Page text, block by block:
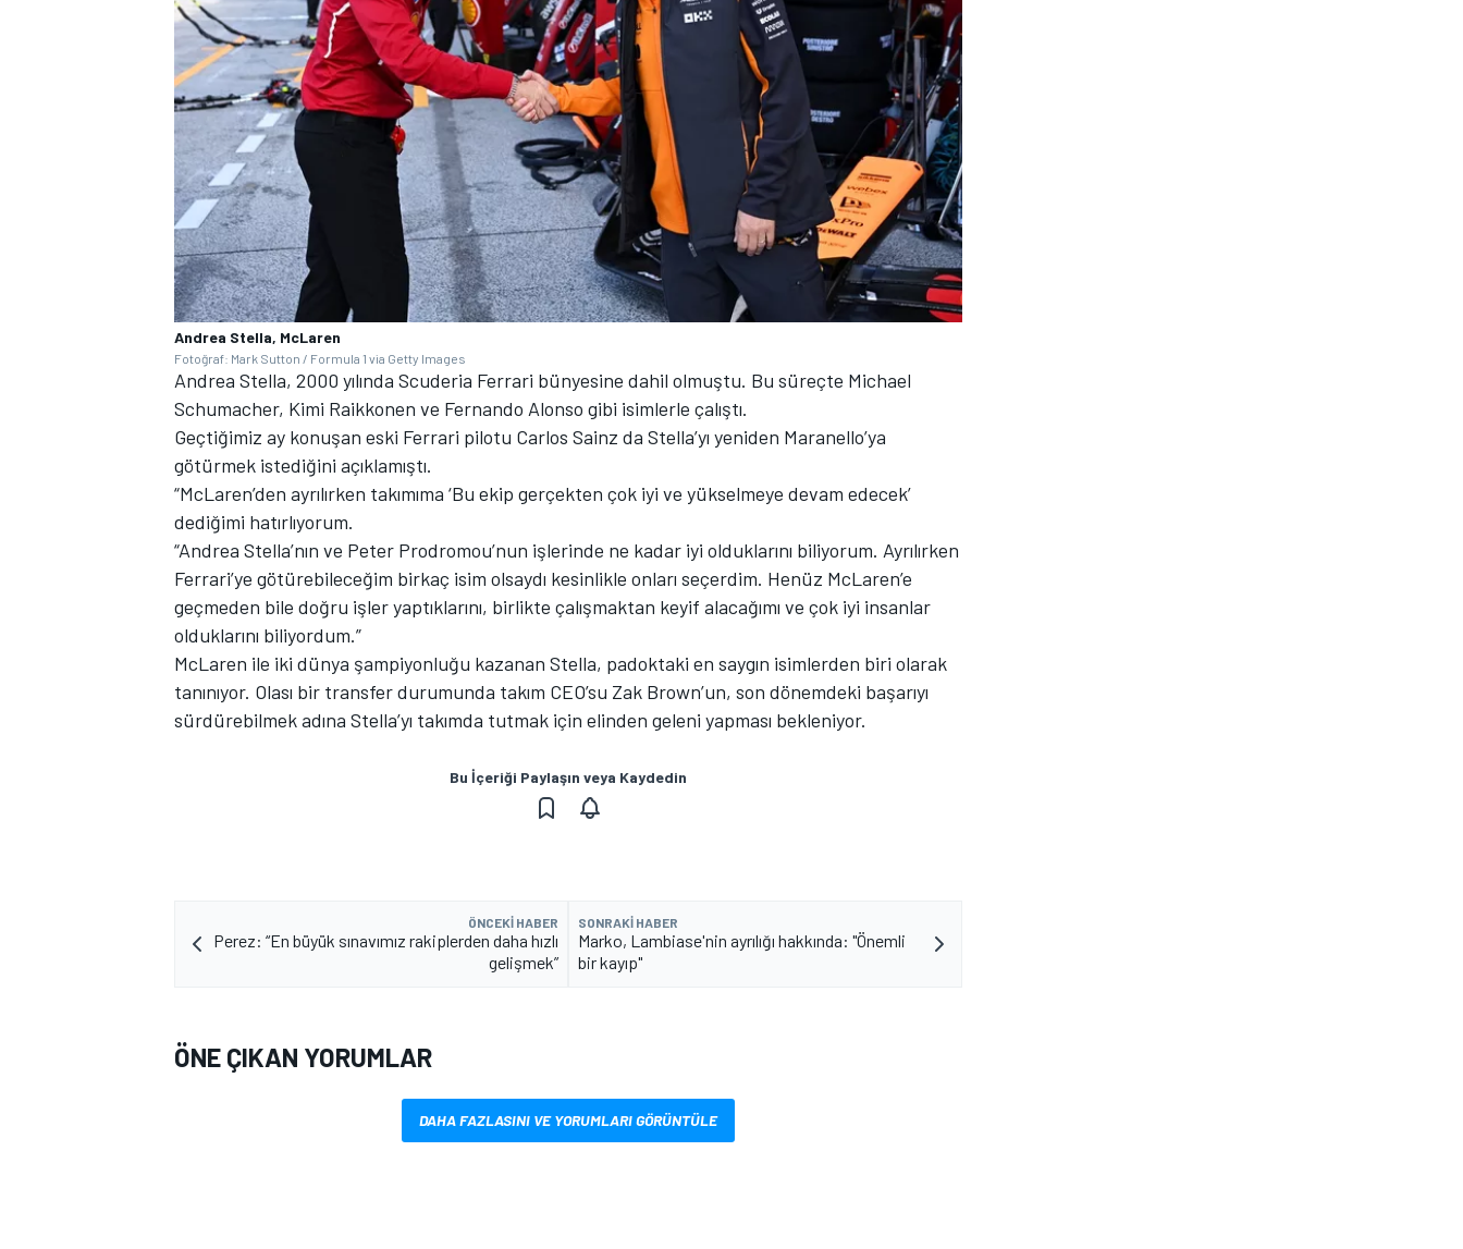
MOTOSİKLET
Andrea Stella, McLaren
Fotoğraf: Mark Sutton / Formula 1 via Getty Images
Andrea Stella, 2000 yılında Scuderia Ferrari bünyesine dahil olmuştu. Bu süreçte Michael
Schumacher, Kimi Raikkonen ve Fernando Alonso gibi isimlerle çalıştı.
Geçtiğimiz ay konuşan eski Ferrari pilotu Carlos Sainz da Stella’yı yeniden Maranello’ya
götürmek istediğini açıklamıştı.
“McLaren’den ayrılırken takımıma ‘Bu ekip gerçekten çok iyi ve yükselmeye devam edecek’
dediğimi hatırlıyorum.
“Andrea Stella’nın ve Peter Prodromou’nun işlerinde ne kadar iyi olduklarını biliyorum. Ayrılırken
Ferrari’ye götürebileceğim birkaç isim olsaydı kesinlikle onları seçerdim. Henüz McLaren’e
geçmeden bile doğru işler yaptıklarını, birlikte çalışmaktan keyif alacağımı ve çok iyi insanlar
olduklarını biliyordum.”
McLaren ile iki dünya şampiyonluğu kazanan Stella, padoktaki en saygın isimlerden biri olarak
tanınıyor. Olası bir transfer durumunda takım CEO’su Zak Brown’un, son dönemdeki başarıyı
sürdürebilmek adına Stella’yı takımda tutmak için elinden geleni yapması bekleniyor.
Bu İçeriği Paylaşın veya Kaydedin
ÖNCEKI HABER
Perez: “En büyük sınavımız rakiplerden daha hızlı
gelişmek”
SONRAKI HABER
Marko, Lambiase'nin ayrılığı hakkında: "Önemli
bir kayıp"
ÖNE ÇIKAN YORUMLAR
DAHA FAZLASINI VE YORUMLARI GÖRÜNTÜLE